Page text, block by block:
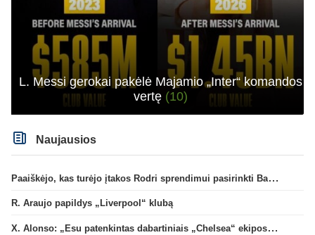
L. Messi gerokai pakėlė Majamio „Inter“ komandos
vertę (10)
Naujausios
Paaiškėjo, kas turėjo įtakos Rodri sprendimui pasirinkti Barselonos pusę
R. Araujo papildys „Liverpool“ klubą
X. Alonso: „Esu patenkintas dabartiniais „Chelsea“ ekipos vartininkais“